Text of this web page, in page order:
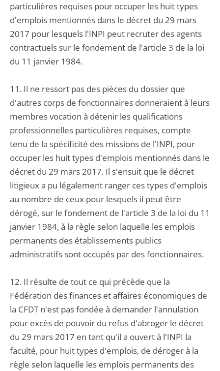
particulières requises pour occuper les huit types
d'emplois mentionnés dans le décret du 29 mars
2017 pour lesquels l'INPI peut recruter des agents
contractuels sur le fondement de l'article 3 de la loi
du 11 janvier 1984.
11. Il ne ressort pas des pièces du dossier que
d'autres corps de fonctionnaires donneraient à leurs
membres vocation à détenir les qualifications
professionnelles particulières requises, compte
tenu de la spécificité des missions de l'INPI, pour
occuper les huit types d'emplois mentionnés dans le
décret du 29 mars 2017. Il s'ensuit que le décret
litigieux a pu légalement ranger ces types d'emplois
au nombre de ceux pour lesquels il peut être
dérogé, sur le fondement de l'article 3 de la loi du 11
janvier 1984, à la règle selon laquelle les emplois
permanents des établissements publics
administratifs sont occupés par des fonctionnaires.
12. Il résulte de tout ce qui précède que la
Fédération des finances et affaires économiques de
la CFDT n'est pas fondée à demander l'annulation
pour excès de pouvoir du refus d'abroger le décret
du 29 mars 2017 en tant qu'il a ouvert à l'INPI la
faculté, pour huit types d'emplois, de déroger à la
règle selon laquelle les emplois permanents des